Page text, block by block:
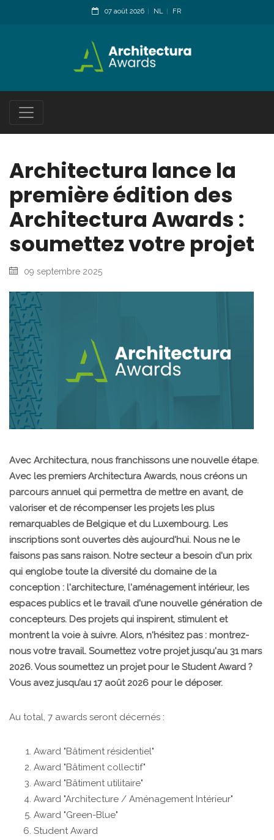
07 août 2026 NL FR
Architectura lance la
première édition des
Architectura Awards :
soumettez votre projet
09 septembre 2025
Avec Architectura, nous franchissons une nouvelle étape.
Avec les premiers Architectura Awards, nous créons un
parcours annuel qui permettra de mettre en avant, de
valoriser et de récompenser les projets les plus
remarquables de Belgique et du Luxembourg. Les
inscriptions sont ouvertes dès aujourd'hui. Nous ne le
faisons pas sans raison. Notre secteur a besoin d'un prix
qui englobe toute la diversité du domaine de la
conception : l'architecture, l'aménagement intérieur, les
espaces publics et le travail d'une nouvelle génération de
concepteurs. Des projets qui inspirent, stimulent et
montrent la voie à suivre. Alors, n'hésitez pas : montrez-
nous votre travail. Soumettez votre projet jusqu'au 31 mars
2026. Vous soumettez un projet pour le Student Award ?
Vous avez jusqu’au 17 août 2026 pour le déposer.
Au total, 7 awards seront décernés :
Award "Bâtiment résidentiel"
Award "Bâtiment collectif"
Award "Bâtiment utilitaire"
Award "Architecture / Aménagement Intérieur"
Award "Green-Blue"
Student Award